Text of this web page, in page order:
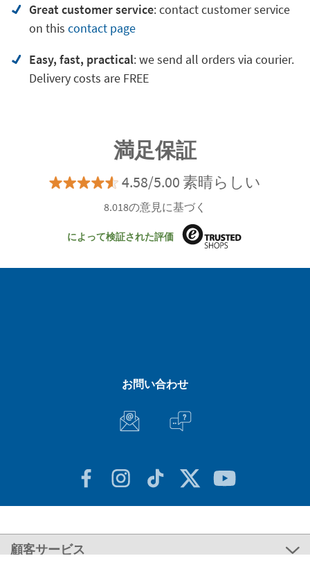
Great customer service:contact customer service
on this contact page
Easy, fast, practical: we send all orders via courier.
Delivery costs are FREE
満足保証
4.58/5.00 素晴らしい
8.018の意見に基づく
によって検証された評価
お問い合わせ
顧客サービス